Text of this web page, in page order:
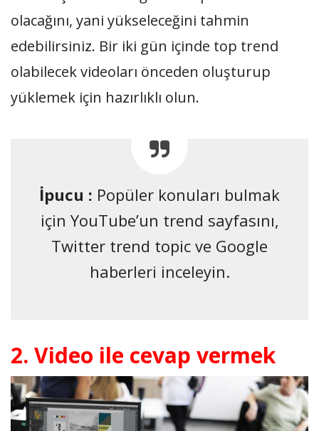
olacağını, yani yükseleceğini tahmin
edebilirsiniz. Bir iki gün içinde top trend
olabilecek videoları önceden oluşturup
yüklemek için hazırlıklı olun.
İpucu : Popüler konuları bulmak
için YouTube’un trend sayfasını,
Twitter trend topic ve Google
haberleri inceleyin.
2. Video ile cevap vermek